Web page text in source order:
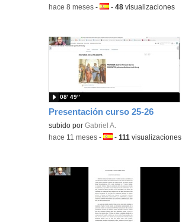
-hace 8 meses -Idioma:
-48 visualizaciones
Presentación curso 25-26
Contenido educativo.
subido porGabriel A.
08′ 49″
-hace 11 meses -Idioma:
-111 visualizaciones